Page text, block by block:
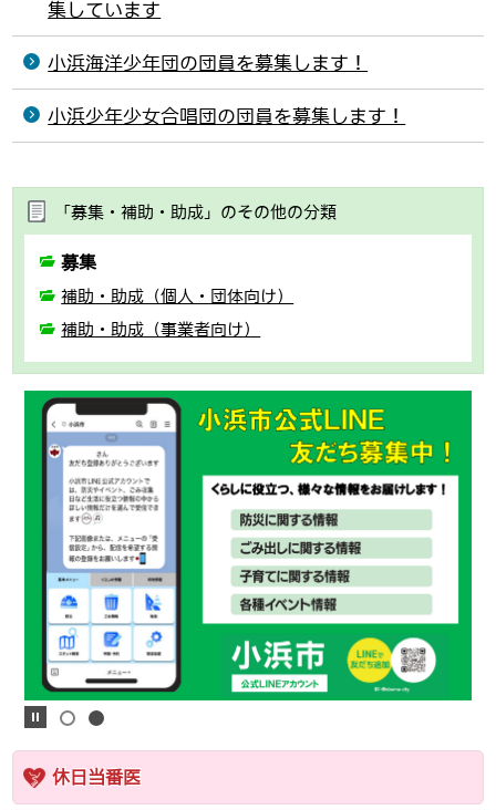
集しています
小浜海洋少年団の団員を募集します！
小浜少年少女合唱団の団員を募集します！
「募集・補助・助成」のその他の分類
募集
補助・助成（個人・団体向け）
補助・助成（事業者向け）
休日当番医